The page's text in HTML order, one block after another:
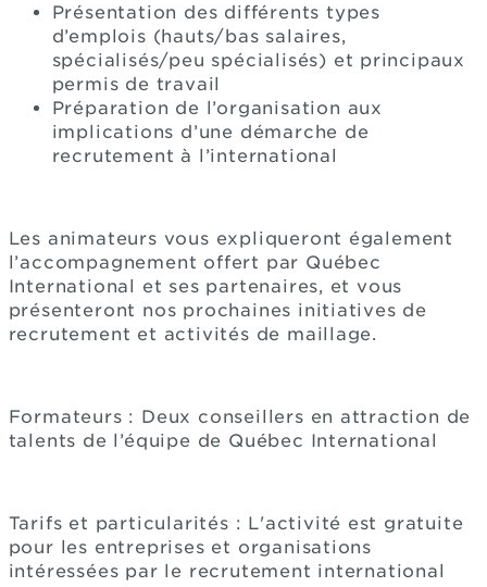
Présentation des différents types
d’emplois (hauts/bas salaires,
spécialisés/peu spécialisés) et principaux
permis de travail
Préparation de l’organisation aux
implications d’une démarche de
recrutement à l’international
Les animateurs vous expliqueront également
l’accompagnement offert par Québec
International et ses partenaires, et vous
présenteront nos prochaines initiatives de
recrutement et activités de maillage.
Formateurs : Deux conseillers en attraction de
talents de l’équipe de Québec International
Tarifs et particularités : L'activité est gratuite
pour les entreprises et organisations
intéressées par le recrutement international